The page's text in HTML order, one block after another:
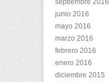
junio 2016
mayo 2016
marzo 2016
febrero 2016
enero 2016
diciembre 2015